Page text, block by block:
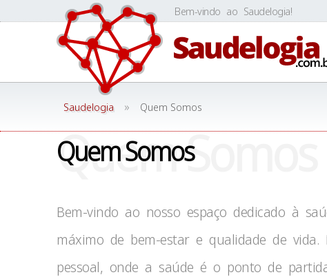
Bem-vindo ao Saudelogia!
Quem Somos
Saudelogia » Quem Somos
Quem Somos
Bem-vindo ao nosso espaço dedicado à
máximo de bem-estar e qualidade de
pessoal, onde a saúde é o ponto de